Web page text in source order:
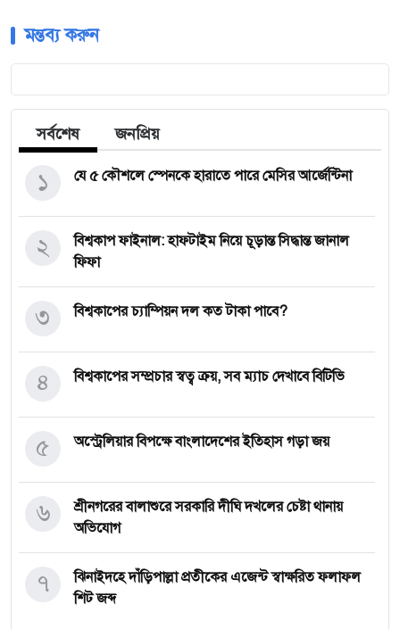
মন্তব্য করুন
সর্বশেষ জনপ্রিয়
যে ৫ কৌশলে স্পেনকে হারাতে পারে মেসির আর্জেন্টিনা
১
বিশ্বকাপ ফাইনাল: হাফটাইম নিয়ে চূড়ান্ত সিদ্ধান্ত জানাল
ফিফা
২
বিশ্বকাপের চ্যাম্পিয়ন দল কত টাকা পাবে?
৩
বিশ্বকাপের সম্প্রচার স্বত্ব ক্রয়, সব ম্যাচ দেখাবে বিটিভি
৪
অস্ট্রেলিয়ার বিপক্ষে বাংলাদেশের ইতিহাস গড়া জয়
৫
শ্রীনগরের বালাশুরে সরকারি দীঘি দখলের চেষ্টা থানায়
অভিযোগ
৬
ঝিনাইদহে দাঁড়িপাল্লা প্রতীকের এজেন্ট স্বাক্ষরিত ফলাফল
শিট জব্দ
৭